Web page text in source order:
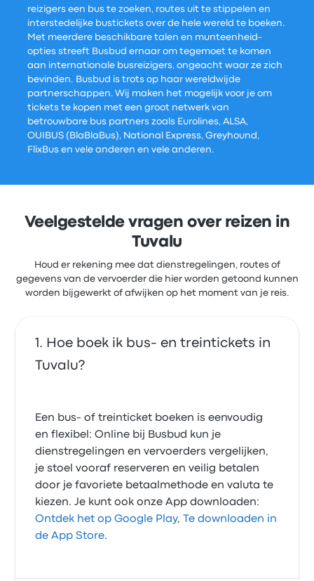
reizigers een bus te zoeken, routes uit te stippelen en
interstedelijke bustickets over de hele wereld te boeken.
Met meerdere beschikbare talen en munteenheid-
opties streeft Busbud ernaar om tegemoet te komen
aan internationale busreizigers, ongeacht waar ze zich
bevinden. Busbud is trots op haar wereldwijde
partnerschappen. Wij maken het mogelijk voor je om
tickets te kopen met een groot netwerk van
betrouwbare bus partners zoals Eurolines, ALSA,
OUIBUS (BlaBlaBus), National Express, Greyhound,
FlixBus en vele anderen en vele anderen.
Veelgestelde vragen over reizen in
Tuvalu
Houd er rekening mee dat dienstregelingen, routes of
gegevens van de vervoerder die hier worden getoond kunnen
worden bijgewerkt of afwijken op het moment van je reis.
Hoe boek ik bus- en treintickets in
Tuvalu?
Een bus- of treinticket boeken is eenvoudig
en flexibel: Online bij Busbud kun je
dienstregelingen en vervoerders vergelijken,
je stoel vooraf reserveren en veilig betalen
door je favoriete betaalmethode en valuta te
kiezen. Je kunt ook onze App downloaden:
Ontdek het op Google Play,
Te downloaden in
de App Store.